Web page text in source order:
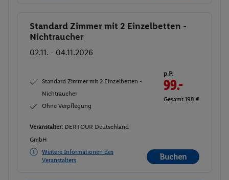
Buchen
Standard Zimmer mit 2 Einzelbetten -
Nichtraucher
02.11. - 04.11.2026
Standard Zimmer mit 2 Einzelbetten -
Nichtraucher
Ohne Verpflegung
p.P.
99.-
Gesamt 198 €
Veranstalter: DERTOUR Deutschland
GmbH
Weitere Informationen des
Veranstalters
Buchen